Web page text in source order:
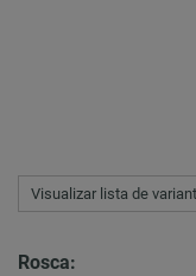
Visualizar lista de
Rosca: